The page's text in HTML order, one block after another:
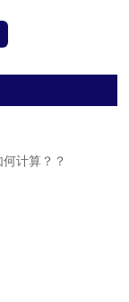
计算？？